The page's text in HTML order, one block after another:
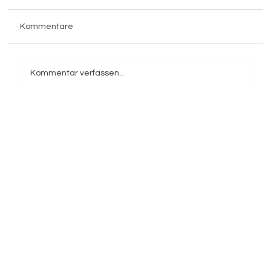
Kommentare
Kommentar verfassen...